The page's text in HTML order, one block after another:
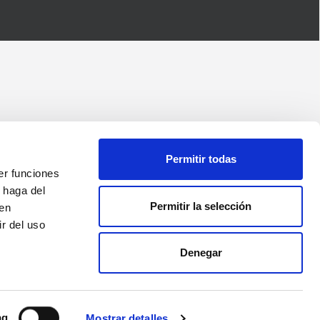
funciones
del
del uso
Permitir todas
Permitir la selección
Denegar